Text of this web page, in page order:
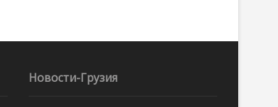
Новости-Грузия